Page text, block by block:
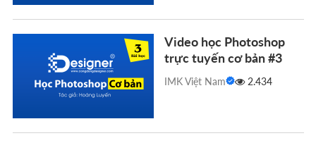
Video học Photoshop
trực tuyến cơ bản #3
IMK Việt Nam 2.434